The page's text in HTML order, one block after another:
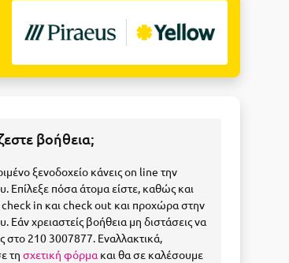
βοήθεια;
ξενοδοχείο κάνεις on line την
Επίλεξε πόσα άτομα είστε, καθώς και
check in και check out και προχώρα στην
Εάν χρειαστείς βοήθεια μη διστάσεις να
στο 210 3007877. Εναλλακτικά,
τησχετική φόρμα και θα σε καλέσουμε